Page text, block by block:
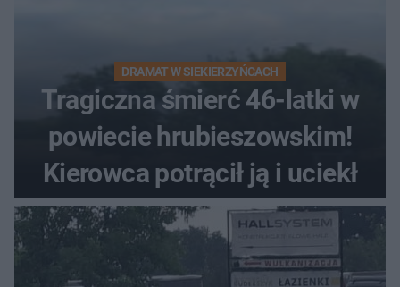
DRAMAT W SIEKIERZYŃCACH
Tragiczna śmierć 46-latki w
powiecie hrubieszowskim!
Kierowca potrącił ją i uciekł